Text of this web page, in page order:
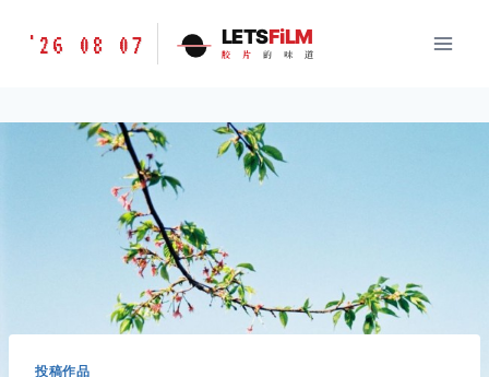
胶
味
LETSFILM
'26 08 07 LETSFiLM
胶 片 的 味 道
投稿作品